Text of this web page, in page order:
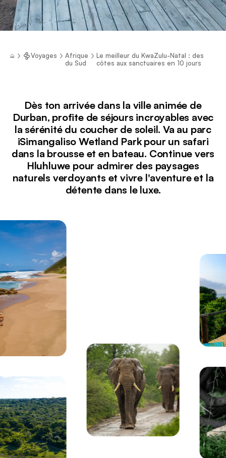
Voyages
Afrique
du Sud
Le meilleur du KwaZulu-Natal : des
côtes aux sanctuaires en 10 jours
Dès ton arrivée dans la ville animée de
Durban, profite de séjours incroyables avec
la sérénité du coucher de soleil. Va au parc
iSimangaliso Wetland Park pour un safari
dans la brousse et en bateau. Continue vers
Hluhluwe pour admirer des paysages
naturels verdoyants et vivre l'aventure et la
détente dans le luxe.